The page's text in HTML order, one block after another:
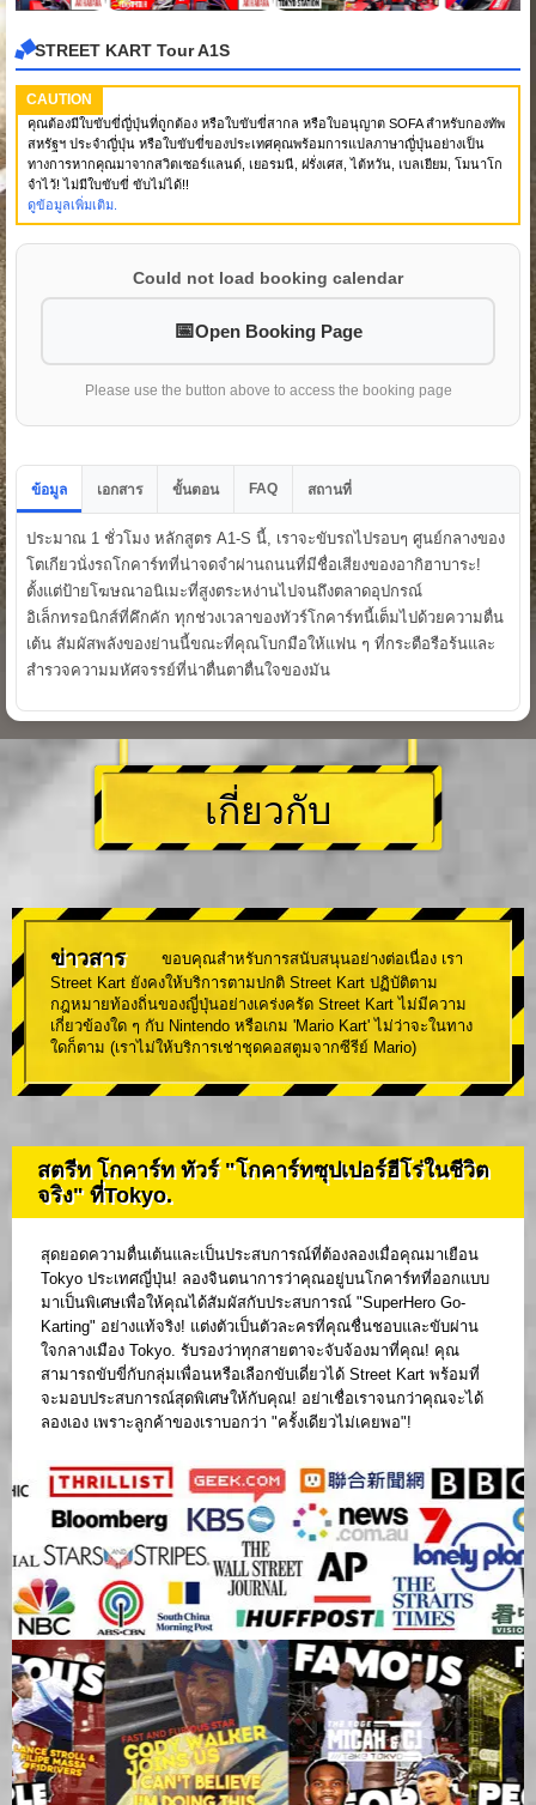
STREET KART Tour A1S
CAUTION
คุณต้องมีใบขับขี่ญี่ปุ่นที่ถูกต้อง หรือใบขับขี่สากล หรือใบอนุญาต SOFA สำหรับกองทัพ
สหรัฐฯ ประจำญี่ปุ่น หรือใบขับขี่ของประเทศคุณพร้อมการแปลภาษาญี่ปุ่นอย่างเป็น
ทางการหากคุณมาจากสวิตเซอร์แลนด์, เยอรมนี, ฝรั่งเศส, ไต้หวัน, เบลเยียม, โมนาโก
จำไว้! ไม่มีใบขับขี่ ขับไม่ได้!!
ดูข้อมูลเพิ่มเติม.
Could not load booking calendar
Open Booking Page
Please use the button above to access the booking page
ข้อมูล เอกสาร ขั้นตอน FAQ สถานที่
ประมาณ 1 ชั่วโมง หลักสูตร A1-S นี้, เราจะขับรถไปรอบๆ ศูนย์กลางของ
โตเกียวนั่งรถโกคาร์ทที่น่าจดจำผ่านถนนที่มีชื่อเสียงของอากิฮาบาระ!
ตั้งแต่ป้ายโฆษณาอนิเมะที่สูงตระหง่านไปจนถึงตลาดอุปกรณ์
อิเล็กทรอนิกส์ที่คึกคัก ทุกช่วงเวลาของทัวร์โกคาร์ทนี้เต็มไปด้วยความตื่น
เต้น สัมผัสพลังของย่านนี้ขณะที่คุณโบกมือให้แฟน ๆ ที่กระตือรือร้นและ
สำรวจความมหัศจรรย์ที่น่าตื่นตาตื่นใจของมัน
เกี่ยวกับ
ข่าวสาร
ขอบคุณสำหรับการสนับสนุนอย่างต่อเนื่อง เรา
Street Kart ยังคงให้บริการตามปกติ Street Kart ปฏิบัติตาม
กฎหมายท้องถิ่นของญี่ปุ่นอย่างเคร่งครัด Street Kart ไม่มีความ
เกี่ยวข้องใด ๆ กับ Nintendo หรือเกม 'Mario Kart' ไม่ว่าจะในทาง
ใดก็ตาม (เราไม่ให้บริการเช่าชุดคอสตูมจากซีรีย์ Mario)
สตรีท โกคาร์ท ทัวร์ "โกคาร์ทซุปเปอร์ฮีโร่ในชีวิต
จริง" ที่Tokyo.
สุดยอดความตื่นเต้นและเป็นประสบการณ์ที่ต้องลองเมื่อคุณมาเยือน
Tokyo ประเทศญี่ปุ่น! ลองจินตนาการว่าคุณอยู่บนโกคาร์ทที่ออกแบบ
มาเป็นพิเศษเพื่อให้คุณได้สัมผัสกับประสบการณ์ "SuperHero Go-
Karting" อย่างแท้จริง! แต่งตัวเป็นตัวละครที่คุณชื่นชอบและขับผ่าน
ใจกลางเมือง Tokyo. รับรองว่าทุกสายตาจะจับจ้องมาที่คุณ! คุณ
สามารถขับขี่กับกลุ่มเพื่อนหรือเลือกขับเดี่ยวได้ Street Kart พร้อมที่
จะมอบประสบการณ์สุดพิเศษให้กับคุณ! อย่าเชื่อเราจนกว่าคุณจะได้
ลองเอง เพราะลูกค้าของเราบอกว่า "ครั้งเดียวไม่เคยพอ"!